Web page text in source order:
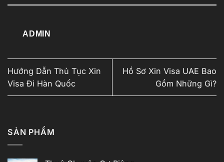
ADMIN
Hướng Dẫn Thủ Tục Xin
Visa Đi Hàn Quốc
Hồ Sơ Xin Visa UAE Bao
Gồm Những Gì?
SẢN PHẨM